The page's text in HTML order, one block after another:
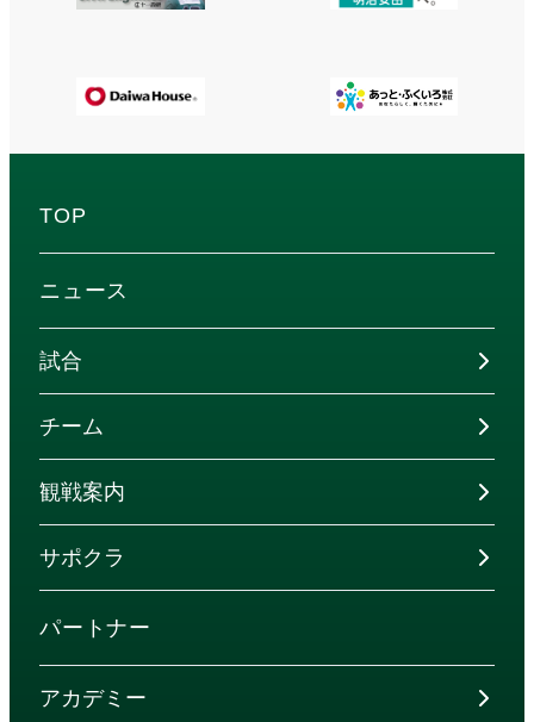
TOP
ニュース
試合
チーム
観戦案内
サポクラ
パートナー
アカデミー